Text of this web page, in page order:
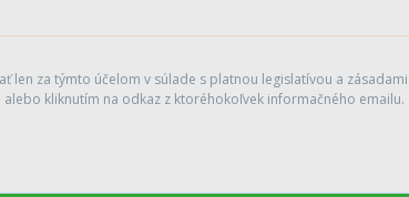
len za týmto účelom v súlade s platnou legislatívou a
kliknutím na odkaz z ktoréhokoľvek informačného emailu.